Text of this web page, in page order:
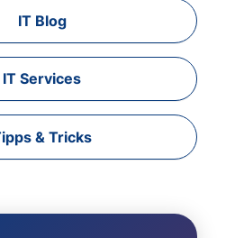
IT Blog
IT Services
& Tricks